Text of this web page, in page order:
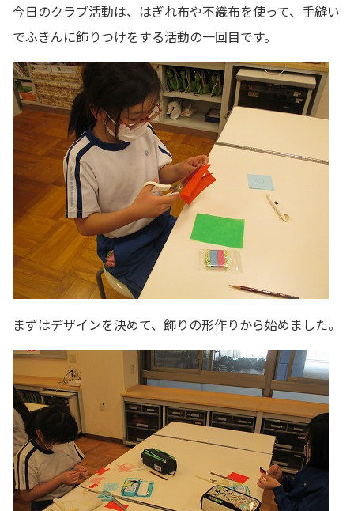
今日のクラブ活動は、はぎれ布や不織布を使って、手縫い
でふきんに飾りつけをする活動の一回目です。
まずはデザインを決めて、飾りの形作りから始めました。